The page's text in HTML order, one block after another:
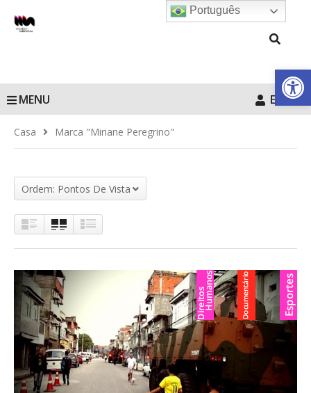
Barra de
MENU Entrar
Casa Marca "Miriane Peregrino"
Ordem: Pontos De Vista
Português